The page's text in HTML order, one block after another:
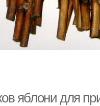
яблони для